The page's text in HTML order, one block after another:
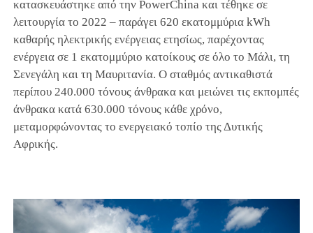
κατασκευάστηκε από την PowerChina και τέθηκε σε
λειτουργία το 2022 – παράγει 620 εκατομμύρια kWh
καθαρής ηλεκτρικής ενέργειας ετησίως, παρέχοντας
ενέργεια σε 1 εκατομμύριο κατοίκους σε όλο το Μάλι, τη
Σενεγάλη και τη Μαυριτανία. Ο σταθμός αντικαθιστά
περίπου 240.000 τόνους άνθρακα και μειώνει τις εκπομπές
άνθρακα κατά 630.000 τόνους κάθε χρόνο,
μεταμορφώνοντας το ενεργειακό τοπίο της Δυτικής
Αφρικής.